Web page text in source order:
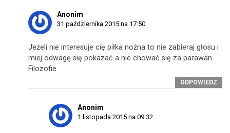
Anonim
31 października 2015 na 17:50
Jeżeli nie interesuje cię piłka nożna to nie zabieraj głosu i
miej odwagę się pokazać a nie chować się za parawan.
Filozofie
ODPOWIEDZ
Anonim
1 listopada 2015 na 09:32